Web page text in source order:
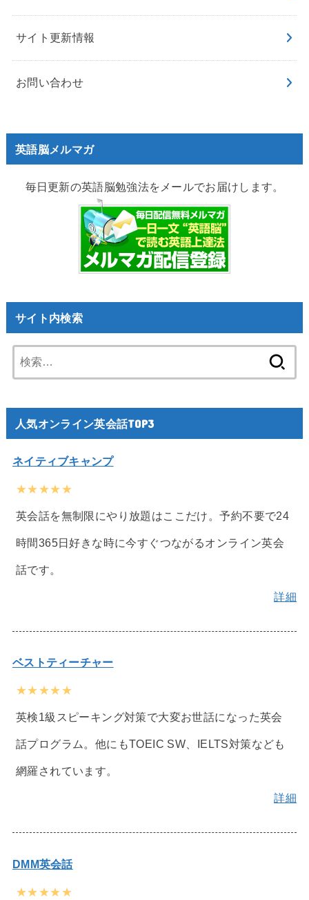
サイト更新情報
お問い合わせ
英語脳メルマガ
毎日更新の英語脳勉強法をメールでお届けします。
サイト内検索
索:
人気オンライン英会話TOP3
ネイティブキャンプ
★★★★★
英会話を無制限にやり放題はここだけ。予約不要で24
時間365日好きな時に今すぐつながるオンライン英会
話です。
詳細
ベストティーチャー
★★★★★
英検1級スピーキング対策で大変お世話になった英会
話プログラム。他にもTOEIC SW、IELTS対策なども
網羅されています。
詳細
DMM英会話
★★★★★